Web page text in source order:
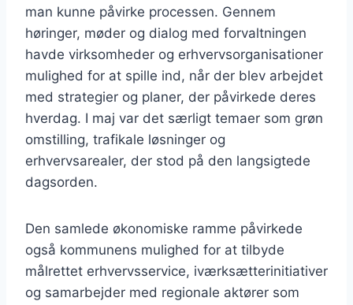
man kunne påvirke processen. Gennem
høringer, møder og dialog med forvaltningen
havde virksomheder og erhvervsorganisationer
mulighed for at spille ind, når der blev arbejdet
med strategier og planer, der påvirkede deres
hverdag. I maj var det særligt temaer som grøn
omstilling, trafikale løsninger og
erhvervsarealer, der stod på den langsigtede
dagsorden.
Den samlede økonomiske ramme påvirkede
også kommunens mulighed for at tilbyde
målrettet erhvervsservice, iværksætterinitiativer
og samarbejder med regionale aktører som